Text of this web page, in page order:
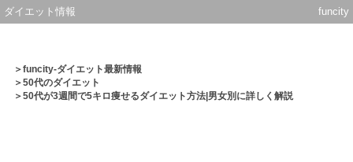
ダイエット情報 funcity
＞funcity-ダイエット最新情報
＞50代のダイエット
＞50代が3週間で5キロ痩せるダイエット方法|男女別に詳しく解説